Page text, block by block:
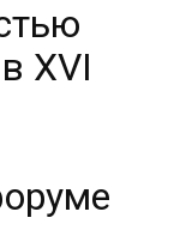
XVI